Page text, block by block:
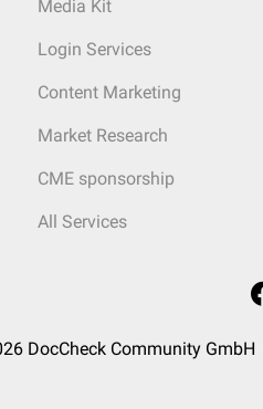
Media Kit
Login Services
Content Marketing
Market Research
CME sponsorship
All Services
DocCheck Community GmbH